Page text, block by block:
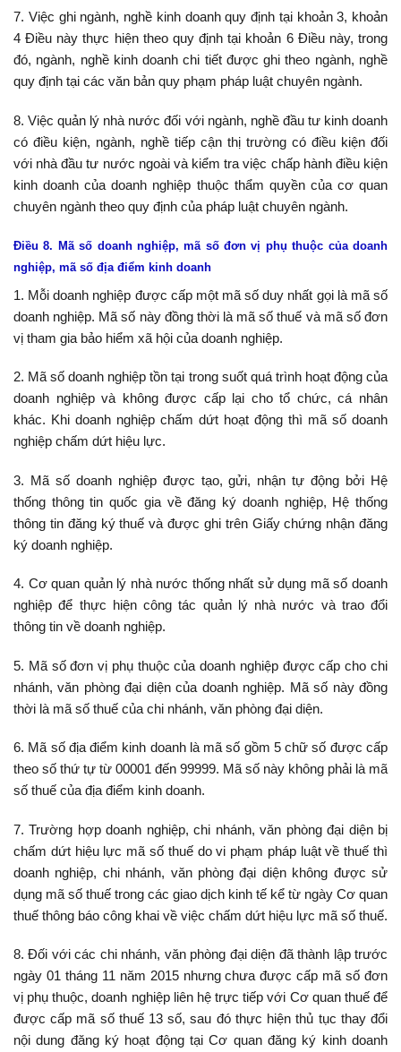
7. Việc ghi ngành, nghề kinh doanh quy định tại khoản 3, khoản
4 Điều này thực hiện theo quy định tại khoản 6 Điều này, trong
đó, ngành, nghề kinh doanh chi tiết được ghi theo ngành, nghề
quy định tại các văn bản quy phạm pháp luật chuyên ngành.
8. Việc quản lý nhà nước đối với ngành, nghề đầu tư kinh doanh
có điều kiện, ngành, nghề tiếp cận thị trường có điều kiện đối
với nhà đầu tư nước ngoài và kiểm tra việc chấp hành điều kiện
kinh doanh của doanh nghiệp thuộc thẩm quyền của cơ quan
chuyên ngành theo quy định của pháp luật chuyên ngành.
Điều 8. Mã số doanh nghiệp, mã số đơn vị phụ thuộc của doanh
nghiệp, mã số địa điểm kinh doanh
1. Mỗi doanh nghiệp được cấp một mã số duy nhất gọi là mã số
doanh nghiệp. Mã số này đồng thời là mã số thuế và mã số đơn
vị tham gia bảo hiểm xã hội của doanh nghiệp.
2. Mã số doanh nghiệp tồn tại trong suốt quá trình hoạt động của
doanh nghiệp và không được cấp lại cho tổ chức, cá nhân
khác. Khi doanh nghiệp chấm dứt hoạt động thì mã số doanh
nghiệp chấm dứt hiệu lực.
3. Mã số doanh nghiệp được tạo, gửi, nhận tự động bởi Hệ
thống thông tin quốc gia về đăng ký doanh nghiệp, Hệ thống
thông tin đăng ký thuế và được ghi trên Giấy chứng nhận đăng
ký doanh nghiệp.
4. Cơ quan quản lý nhà nước thống nhất sử dụng mã số doanh
nghiệp để thực hiện công tác quản lý nhà nước và trao đổi
thông tin về doanh nghiệp.
5. Mã số đơn vị phụ thuộc của doanh nghiệp được cấp cho chi
nhánh, văn phòng đại diện của doanh nghiệp. Mã số này đồng
thời là mã số thuế của chi nhánh, văn phòng đại diện.
6. Mã số địa điểm kinh doanh là mã số gồm 5 chữ số được cấp
theo số thứ tự từ 00001 đến 99999. Mã số này không phải là mã
số thuế của địa điểm kinh doanh.
7. Trường hợp doanh nghiệp, chi nhánh, văn phòng đại diện bị
chấm dứt hiệu lực mã số thuế do vi phạm pháp luật về thuế thì
doanh nghiệp, chi nhánh, văn phòng đại diện không được sử
dụng mã số thuế trong các giao dịch kinh tế kể từ ngày Cơ quan
thuế thông báo công khai về việc chấm dứt hiệu lực mã số thuế.
8. Đối với các chi nhánh, văn phòng đại diện đã thành lập trước
ngày 01 tháng 11 năm 2015 nhưng chưa được cấp mã số đơn
vị phụ thuộc, doanh nghiệp liên hệ trực tiếp với Cơ quan thuế để
được cấp mã số thuế 13 số, sau đó thực hiện thủ tục thay đổi
nội dung đăng ký hoạt động tại Cơ quan đăng ký kinh doanh